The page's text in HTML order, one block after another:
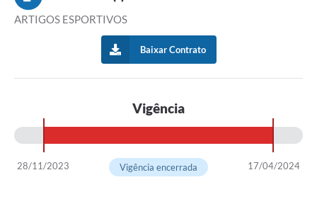
ARTIGOS ESPORTIVOS
Baixar Contrato
Vigência
28/11/2023 17/04/2024
Vigência encerrada